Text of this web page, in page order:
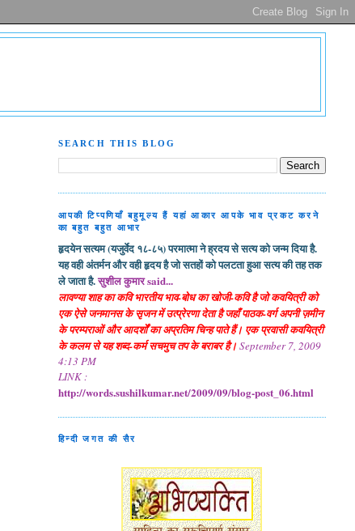
SEARCH THIS BLOG
आपकी टिप्पणियाँ बहुमूल्य हैं यहां आकार आपके भाव प्रकट करने
का बहुत बहुत आभार
हृदयेन सत्यम (यजुर्वेद १८-८५) परमात्मा ने ह्रदय से सत्य को जन्म दिया है.
यह वही अंतर्मन और वही हृदय है जो सतहों को पलटता हुआ सत्य की तह तक
ले जाता है.सुशील कुमार said...
लावण्या शाह का कवि भारतीय भाव-बोध का खोजी-कवि है जो कवयित्री को
एक ऐसे जनमानस के सृजन में उत्प्रेरणा देता है जहाँ पाठक-वर्ग अपनी ज़मीन
के परम्पराओं और आदर्शों का अप्रतिम चिन्ह पाते हैं। एक प्रवासी कवयित्री
के कलम से यह शब्द-कर्म सचमुच तप के बराबर है। September 7, 2009
4:13 PM
LINK :
http://words.sushilkumar.net/2009/09/blog-post_06.html
हिन्दी जगत की सैर